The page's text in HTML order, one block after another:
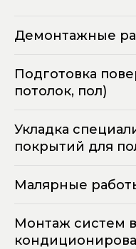
Демонтажные
Подготовка
потолок, пол)
Укладка
покрытий для
Малярные
Монтаж систем